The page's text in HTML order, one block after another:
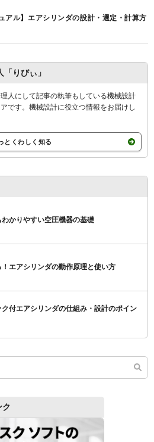
アル】エアシリンダの設計・選定・計算方
かりやすい空圧機器の基礎
！エアシリンダの動作原理と使い方
ク付エアシリンダの仕組み・設計のポイン
りびぃ」
人にして記事の執筆もしている機械設計
です。機械設計に役立つ情報をお届けし
とくわしく知る